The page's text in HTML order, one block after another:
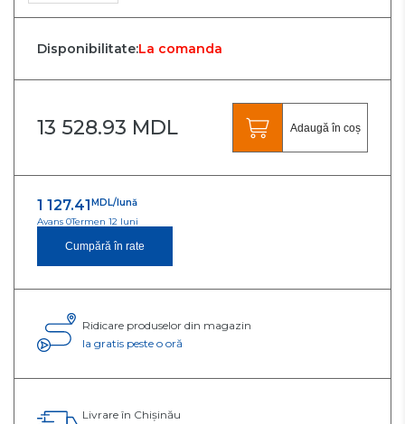
Disponibilitate:La comanda
13 528.93 MDL Adaugă în coș
1 127.41 MDL/lună
Avans 0Termen 12 luni
Cumpără în rate
Ridicare produselor din magazin
Ia gratis peste o oră
Livrare în Chișinău